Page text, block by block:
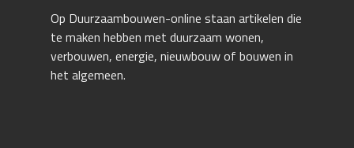
Op Duurzaambouwen-online staan artikelen die
te maken hebben met duurzaam wonen,
verbouwen, energie, nieuwbouw of bouwen in
het algemeen.